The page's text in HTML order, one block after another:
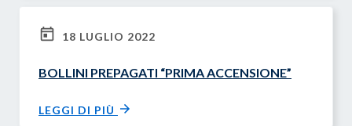
18 LUGLIO 2022
BOLLINI PREPAGATI “PRIMA ACCENSIONE”
LEGGI DI PIÙ